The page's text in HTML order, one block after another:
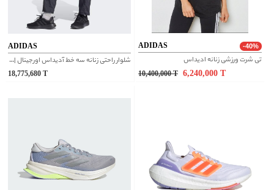
ADIDAS
شلوار راحتی زنانه سه خط آدیداس اورجینال |‌IQ4817
18,775,680
ADIDAS -40%
تی شرت ورزشی زنانه ادیداس
10,400,000 T 6,240,000